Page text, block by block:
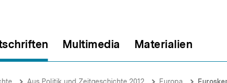
Multimedia Materialien